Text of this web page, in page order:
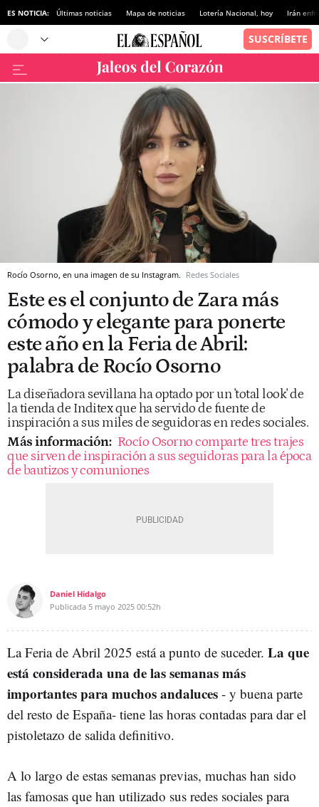
ES NOTICIA: Últimas noticias Mapa de noticias Lotería Nacional, hoy Irán
Rocío Osorno, en una imagen de su Instagram. Redes Sociales
Este es el conjunto de Zara más
cómodo y elegante para ponerte
este año en la Feria de Abril:
palabra de Rocío Osorno
La diseñadora sevillana ha optado por un 'total look' de
la tienda de Inditex que ha servido de fuente de
inspiración a sus miles de seguidoras en redes sociales.
Más información: Rocío Osorno comparte tres trajes
que sirven de inspiración a sus seguidoras para la época
de bautizos y comuniones
Daniel Hidalgo
Publicada 5 mayo 2025 00:52h
La Feria de Abril 2025 está a punto de suceder. La que
está considerada una de las semanas más
importantes para muchos andaluces - y buena parte
del resto de España- tiene las horas contadas para dar el
pistoletazo de salida definitivo.
A lo largo de estas semanas previas, muchas han sido
las famosas que han utilizado sus redes sociales para